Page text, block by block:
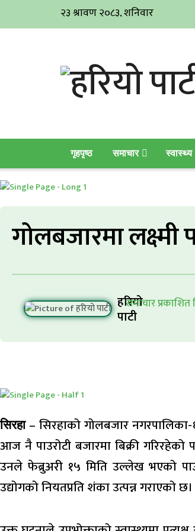
गृहपृष्ठ समाचार स्वास्थ्य
गोलबजारमा लक्ष्मी
हरियो
पाटी
समाचार प्रकाशित
सिरहा– सिरहाको गोलबजार नगरपालिका-
आज नै पाउरोटी बजारमा बिक्री
उनले फेब्रुअरी १५ मिति उल्लेख भएको
उद्योगको नियतप्रति शंका उत्पन्न गराएको छ।